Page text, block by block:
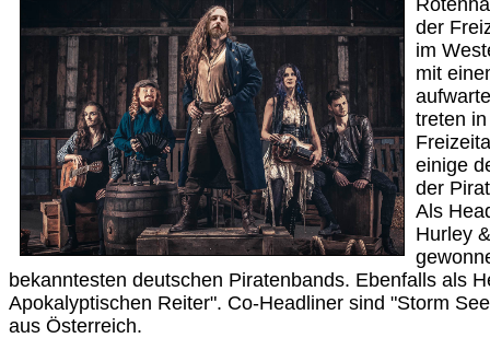
der
im
mit
treten
einige
der
Als
Hurley
bekanntesten deutschen Piratenbands. Ebenfalls als
Apokalyptischen Reiter". Co-Headliner sind "Storm
aus Österreich.